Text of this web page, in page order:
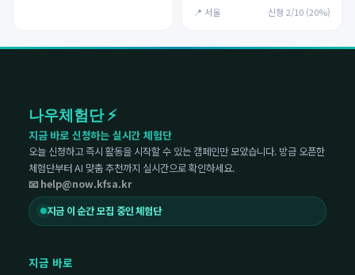
📍 서울 신청 2/10 (20%)
나우체험단 ⚡
지금 바로 신청하는 실시간 체험단
오늘 신청하고 즉시 활동을 시작할 수 있는 캠페인만 모았습니다. 방금 오픈한
체험단부터 AI 맞춤 추천까지 실시간으로 확인하세요.
📧 help@now.kfsa.kr
지금 이 순간 모집 중인 체험단
지금 바로